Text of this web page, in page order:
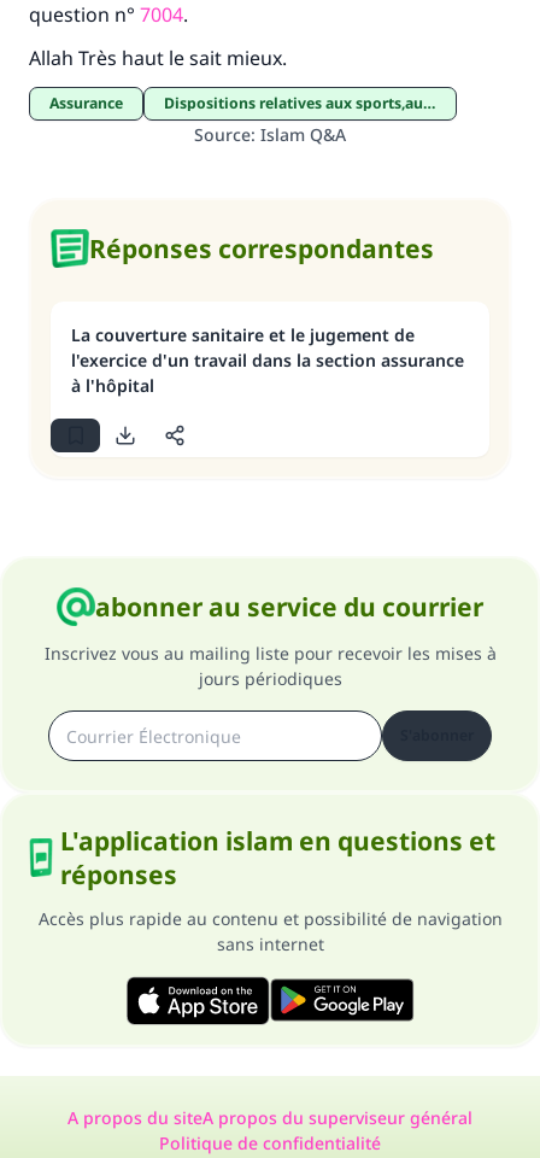
question n° 7004.
Allah Très haut le sait mieux.
assurance Dispositions relatives aux sports,aux loisirs et aux distractions
Source: Islam Q&A
Réponses correspondantes
La couverture sanitaire et le jugement de
l'exercice d'un travail dans la section assurance
à l'hôpital
abonner au service du courrier
Inscrivez vous au mailing liste pour recevoir les mises à
jours périodiques
L'application islam en questions et
réponses
Accès plus rapide au contenu et possibilité de navigation
sans internet
A propos du siteA propos du superviseur général
Politique de confidentialité